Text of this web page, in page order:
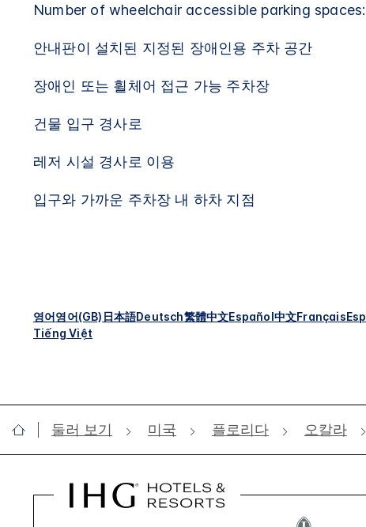
Number of wheelchair accessible parking
안내판이 설치된 지정된 장애인용 주차 공간
장애인 또는 휠체어 접근 가능 주차장
건물 입구 경사로
레저 시설 경사로 이용
입구와 가까운 주차장 내 하차 지점
영어영어(GB) 日本語Deutsch繁體中文Español中文Français
Tiếng Việt
둘러 보기 미국 플로리다 오칼라